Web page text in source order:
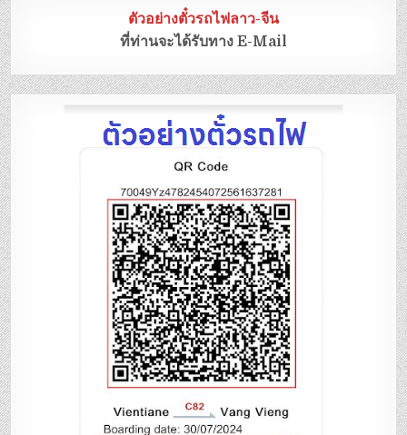
ตัวอย่างตั๋วรถไฟลาว-จีน
ที่ท่านจะได้รับทาง E-Mail